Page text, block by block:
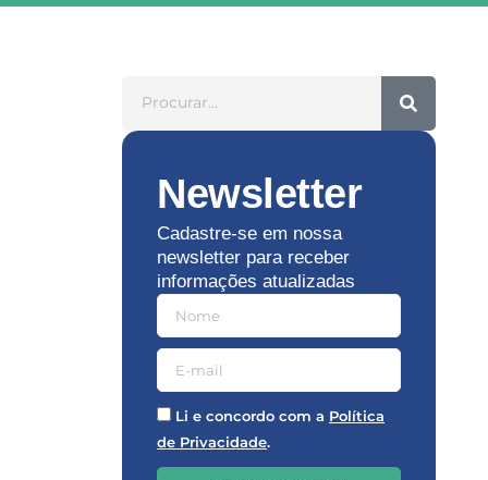
Newsletter
Cadastre-se em nossa
newsletter para receber
informações atualizadas
Li e concordo com a Política
de Privacidade.